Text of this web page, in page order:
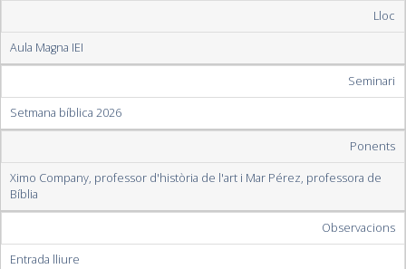
Lloc
Aula Magna IEI
Seminari
Setmana bíblica 2026
Ponents
Ximo Company, professor d'història de l'art i Mar Pérez, professora de
Bíblia
Observacions
Entrada lliure